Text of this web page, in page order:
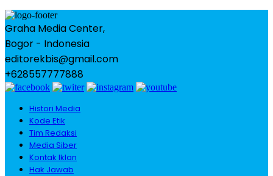
Graha Media Center,
Bogor - Indonesia
editorekbis@gmail.com
+628557777888
Histori Media
Kode Etik
Tim Redaksi
Media Siber
Kontak Iklan
Hak Jawab